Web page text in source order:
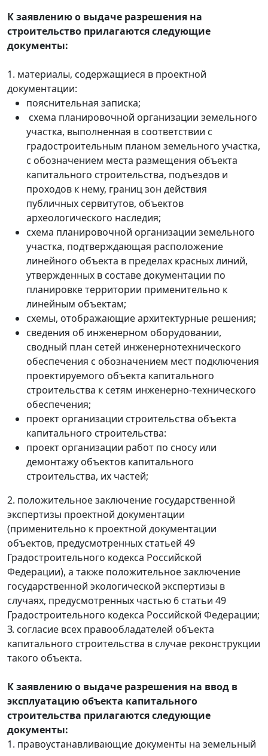
К заявлению о выдаче разрешения на
строительство прилагаются следующие
документы:
1. материалы, содержащиеся в проектной
документации:
пояснительная записка;
схема планировочной организации земельного
участка, выполненная в соответствии с
градостроительным планом земельного участка,
с обозначением места размещения объекта
капитального строительства, подъездов и
проходов к нему, границ зон действия
публичных сервитутов, объектов
археологического наследия;
схема планировочной организации земельного
участка, подтверждающая расположение
линейного объекта в пределах красных линий,
утвержденных в составе документации по
планировке территории применительно к
линейным объектам;
схемы, отображающие архитектурные решения;
сведения об инженерном оборудовании,
сводный план сетей инженернотехнического
обеспечения с обозначением мест подключения
проектируемого объекта капитального
строительства к сетям инженерно-технического
обеспечения;
проект организации строительства объекта
капитального строительства:
проект организации работ по сносу или
демонтажу объектов капитального
строительства, их частей;
2. положительное заключение государственной
экспертизы проектной документации
(применительно к проектной документации
объектов, предусмотренных статьей 49
Градостроительного кодекса Российской
Федерации), а также положительное заключение
государственной экологической экспертизы в
случаях, предусмотренных частью 6 статьи 49
Градостроительного кодекса Российской Федерации;
З. согласие всех правообладателей объекта
капитального строительства в случае реконструкции
такого объекта.
К заявлению о выдаче разрешения на ввод в
эксплуатацию объекта капитального
строительства прилагаются следующие
документы:
1. правоустанавливающие документы на земельный